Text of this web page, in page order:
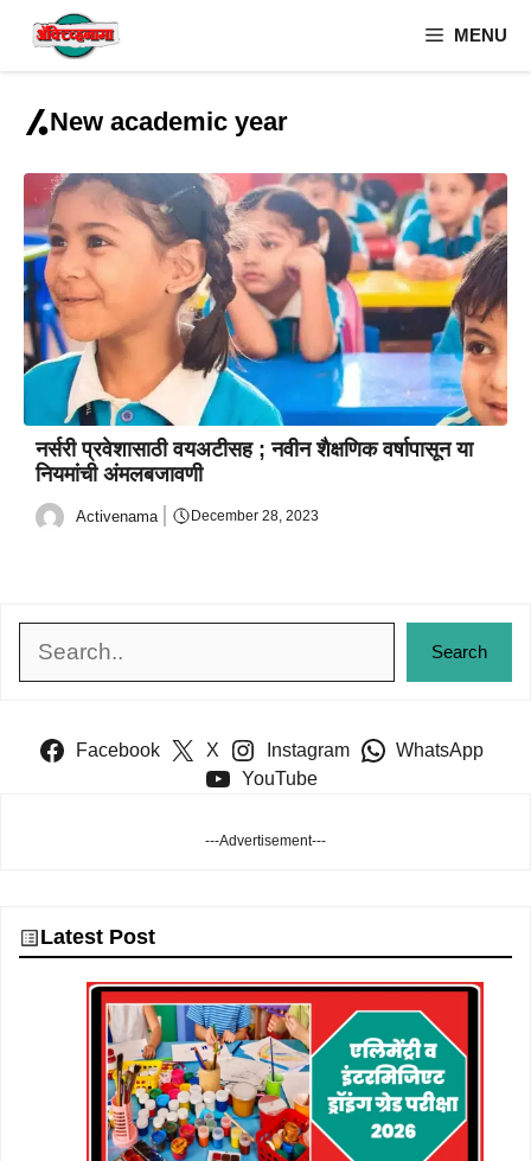
MENU
New academic year
नर्सरी प्रवेशासाठी वयअटीसह ; नवीन शैक्षणिक वर्षापासून या
नियमांची अंमलबजावणी
Activenama December 28, 2023
Search
Facebook X Instagram
WhatsApp
YouTube
---Advertisement---
Latest Post